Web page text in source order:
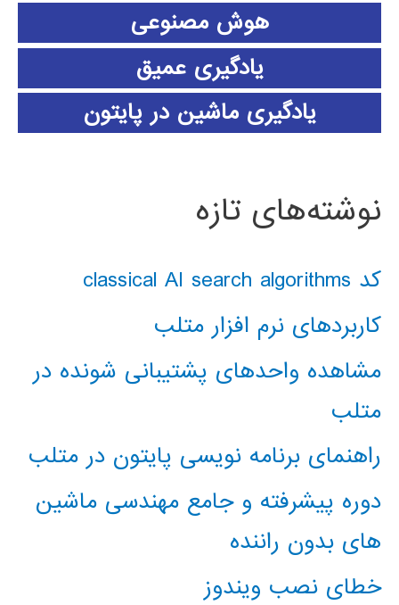
هوش مصنوعی
یادگیری عمیق
یادگیری ماشین در پایتون
نوشته‌های تازه
کد classical AI search algorithms
کاربردهای نرم افزار متلب
مشاهده واحدهای پشتیبانی شونده در
متلب
راهنمای برنامه نویسی پایتون در متلب
دوره پیشرفته و جامع مهندسی ماشین
های بدون راننده
خطای نصب ویندوز